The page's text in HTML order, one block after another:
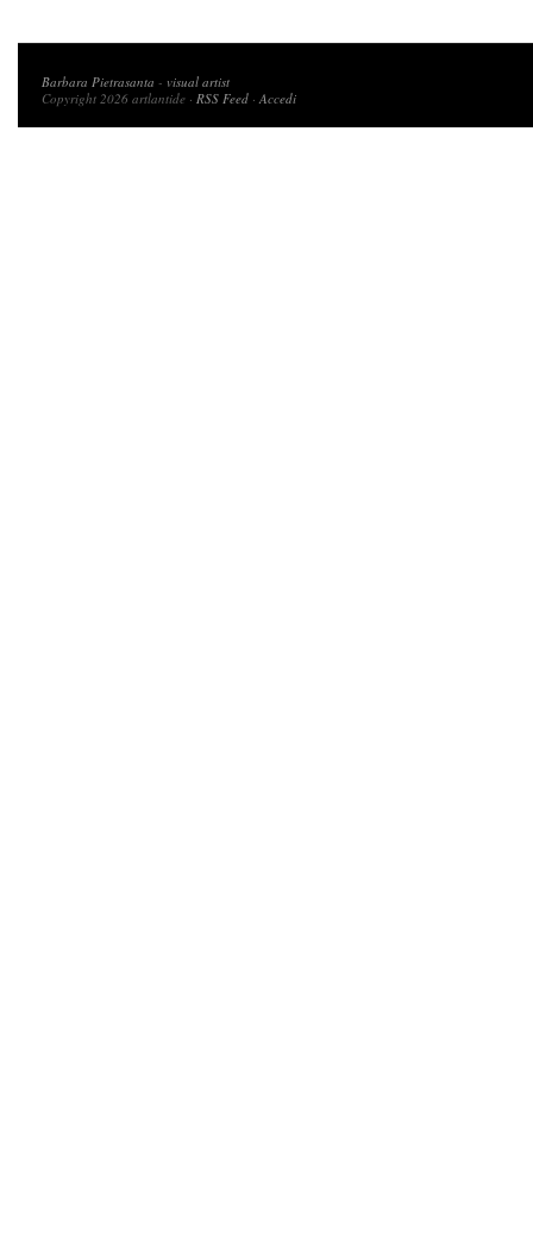
Barbara Pietrasanta - visual artist
Copyright 2026 artlantide · RSS Feed ·Accedi